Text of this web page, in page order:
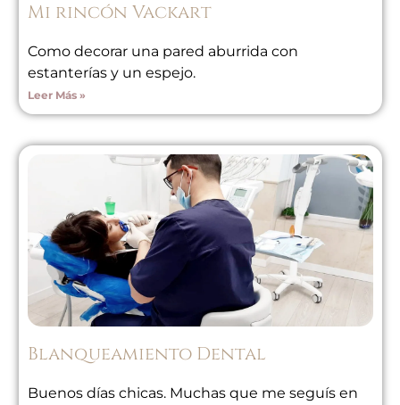
Mi rincón Vackart
Como decorar una pared aburrida con
estanterías y un espejo.
Leer Más »
Blanqueamiento Dental
Buenos días chicas. Muchas que me seguís en